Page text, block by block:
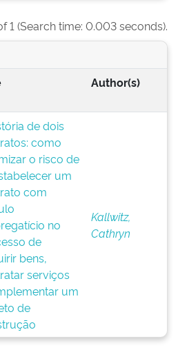
1 (Search time: 0.003 seconds).
Author(s)
de dois
como
o risco de
um
com
no
de
bens,
serviços
um
de
Kallwitz,
Cathryn